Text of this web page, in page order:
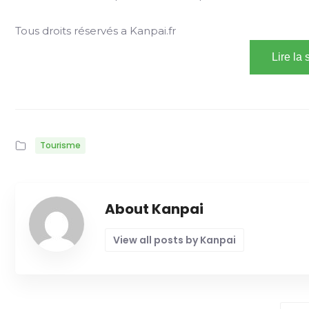
Tous droits réservés a Kanpai.fr
Lire la
Tourisme
About Kanpai
View all posts by Kanpai